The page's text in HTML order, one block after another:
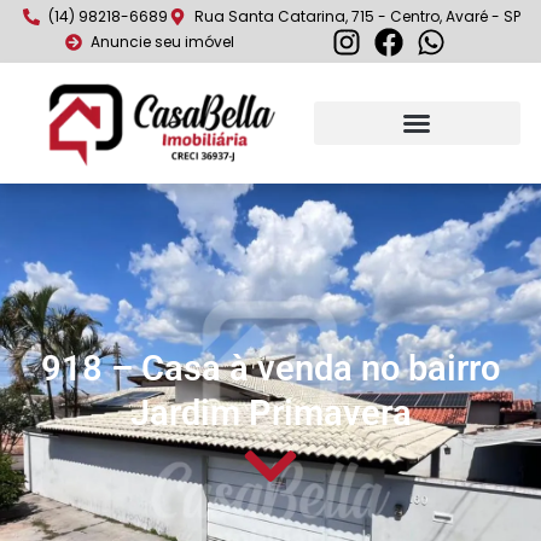
(14) 98218-6689
Rua Santa Catarina, 715 - Centro, Avaré - SP
Anuncie seu imóvel
918 – Casa à venda no bairro
Jardim Primavera